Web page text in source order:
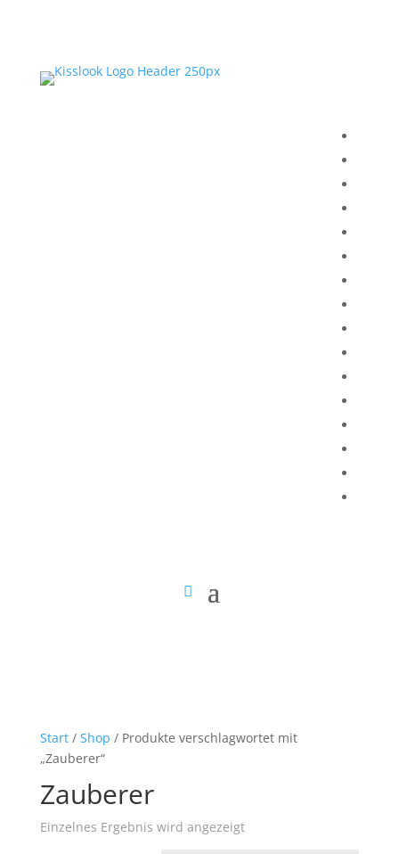
Start/ Shop / Produkte verschlagwortet mit
„Zauberer“
Zauberer
Einzelnes Ergebnis wird angezeigt